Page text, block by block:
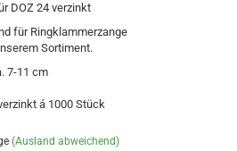
DOZ 24 verzinkt
für Ringklammerzange
Sortiment.
7-11 cm
á 1000 Stück
(Ausland abweichend)